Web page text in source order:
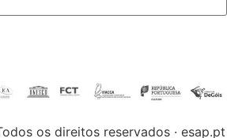
os direitos reservados · esap.pt